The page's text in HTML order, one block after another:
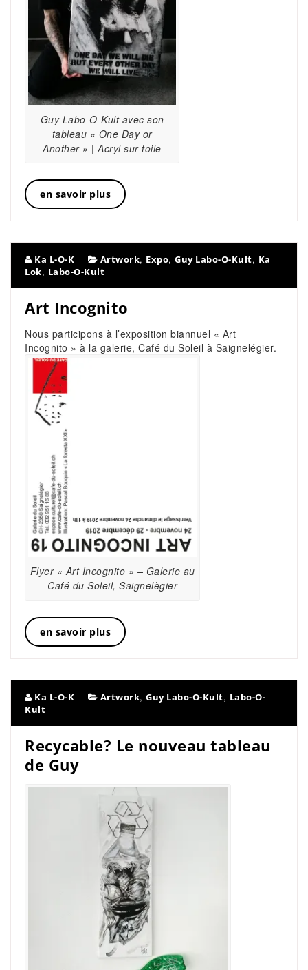
Guy Labo-O-Kult avec son
tableau « One Day or
Another » | Acryl sur toile
en savoir plus
Ka L-O-K Artwork, Expo, Guy Labo-O-Kult, Ka
Lok, Labo-O-Kult
Art Incognito
Nous participons à l’exposition biannuel « Art
Incognito » à la galerie, Café du Soleil à Saignelégier.
Flyer « Art Incognito » – Galerie au
Café du Soleil, Saignelègier
en savoir plus
Ka L-O-K Artwork, Guy Labo-O-Kult, Labo-O-
Kult
Recycable? Le nouveau tableau
de Guy